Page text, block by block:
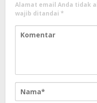
Alamat email Anda tidak
wajib ditandai *